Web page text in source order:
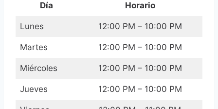
Día Horario
Lunes 12:00 PM – 10:00 PM
Martes 12:00 PM – 10:00 PM
Miércoles 12:00 PM – 10:00 PM
Jueves 12:00 PM – 10:00 PM